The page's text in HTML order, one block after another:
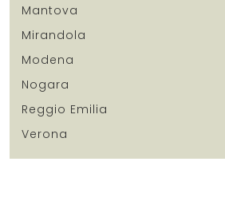
Mantova
Mirandola
Modena
Nogara
Reggio Emilia
Verona